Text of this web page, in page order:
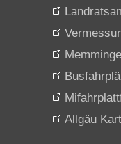
Allgäu